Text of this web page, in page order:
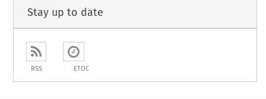
Stay up to date
RSS ETOC